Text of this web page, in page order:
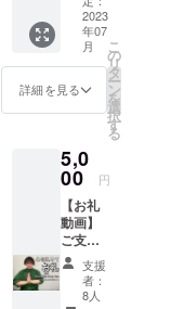
りませ
ん。 CD
を希望
の方は
別途CD
しま
す。
※【備考
欄に】
サイン
で書い
て欲し
いご自
身のお
いしま
す！ 特
に無け
れば大
丈夫で
に加
え、前
BEATB
OX
CD『D
o You
Remem
ber?』
をセッ
トでお
届け。
・手書
きメッ
セージ
カード
・サイ
2023
年07
月
詳細を見る
こ
の
リ
タ
ー
ン
を
選
択
す
る
5,0
00 円
【お礼
動画】
ご支援
いただ
いたお
礼を動
支援
者：
8人